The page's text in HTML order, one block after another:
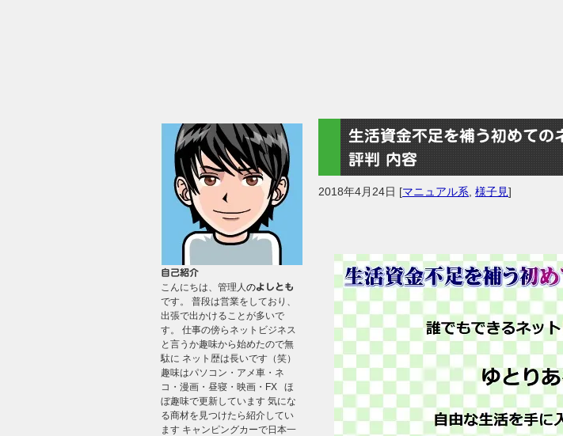
生活資金不足を補う初めての
評判 内容
2018年4月24日 [マニュアル系 ,様子見]
自己紹介
こんにちは、管理人のよしとも
です。 普段は営業をしており、
出張で出かけることが多いで
す。 仕事の傍らネットビジネス
と言うか趣味から始めたので無
駄に ネット歴は長いです（笑）
趣味はパソコン・アメ車・ネ
コ・漫画・昼寝・映画・FX ほ
ぼ趣味で更新しています 気にな
る商材を見つけたら紹介してい
ます キャンピングカーで日本一